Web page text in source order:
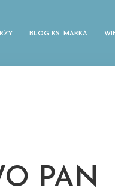
BLOG KS. MARKA
PAN